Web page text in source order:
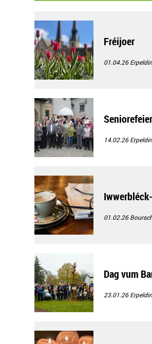
Fréijoer
01.04.26
Seniorefeier
14.02.26
01.02.26
Dag vum
23.01.26